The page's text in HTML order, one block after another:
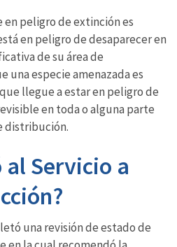
en peligro de extinción es
en peligro de desaparecer en
de su área de
especie amenazada es
llegue a estar en peligro de
en toda o alguna parte
distribución.
Servicio a
una revisión de estado de